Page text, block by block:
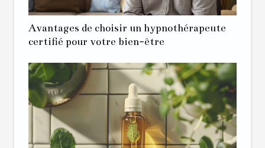
Avantages de choisir un hypnothérapeute
certifié pour votre bien-être